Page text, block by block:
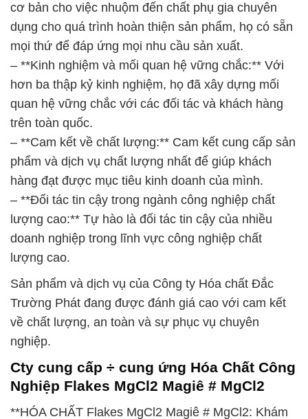
cơ bản cho việc nhuộm đến chất phụ gia chuyên
dụng cho quá trình hoàn thiện sản phẩm, họ có sẵn
mọi thứ để đáp ứng mọi nhu cầu sản xuất.
– **Kinh nghiệm và mối quan hệ vững chắc:** Với
hơn ba thập kỷ kinh nghiệm, họ đã xây dựng mối
quan hệ vững chắc với các đối tác và khách hàng
trên toàn quốc.
– **Cam kết về chất lượng:** Cam kết cung cấp sản
phẩm và dịch vụ chất lượng nhất để giúp khách
hàng đạt được mục tiêu kinh doanh của mình.
– **Đối tác tin cậy trong ngành công nghiệp chất
lượng cao:** Tự hào là đối tác tin cậy của nhiều
doanh nghiệp trong lĩnh vực công nghiệp chất
lượng cao.
Sản phẩm và dịch vụ của Công ty Hóa chất Đắc
Trường Phát đang được đánh giá cao với cam kết
về chất lượng, an toàn và sự phục vụ chuyên
nghiệp.
Cty cung cấp ÷ cung ứng Hóa Chất Công
Nghiệp Flakes MgCl2 Magiê # MgCl2
**HÓA CHẤT Flakes MgCl2 Magiê # MgCl2: Khám